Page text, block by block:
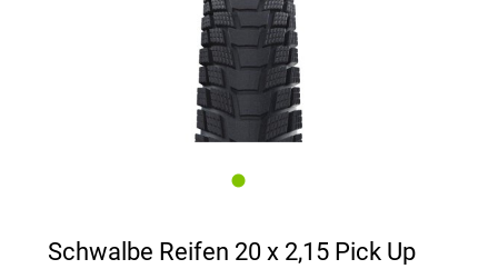
Schwalbe Reifen 20 x 2,15 Pick Up